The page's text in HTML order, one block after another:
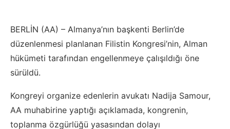
BERLİN (AA) – Almanya’nın başkenti Berlin’de
düzenlenmesi planlanan Filistin Kongresi’nin, Alman
hükümeti tarafından engellenmeye çalışıldığı öne
sürüldü.
Kongreyi organize edenlerin avukatı Nadija Samour,
AA muhabirine yaptığı açıklamada, kongrenin,
toplanma özgürlüğü yasasından dolayı